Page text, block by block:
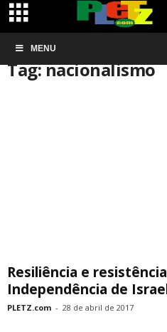
MENU
Início Tags
Tag: nacionalismo
Resiliência e
Independência de
PLETZ.com - 28 de abril de 2017